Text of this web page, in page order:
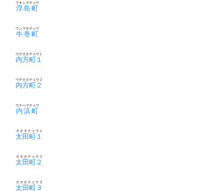
浮島町
ウキシマチョウ
牛巻町
ウシマキチョウ
内方町１
ウチカタチョウ１
内方町２
ウチカタチョウ２
内浜町
ウチハマチョウ
太田町１
オオタチョウ１
太田町２
オオタチョウ２
太田町３
オオタチョウ３